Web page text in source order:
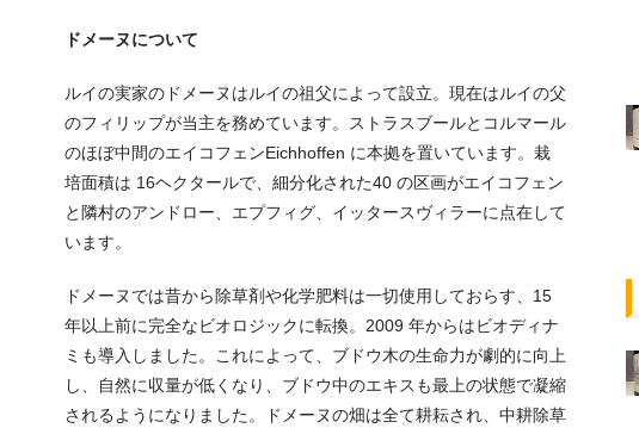
ドメーヌについて
ルイの実家のドメーヌはルイの祖父によって設立。現在はルイの父
のフィリップが当主を務めています。ストラスブールとコルマール
のほぼ中間のエイコフェンEichhoffen に本拠を置いています。栽
培面積は 16ヘクタールで、細分化された40 の区画がエイコフェン
と隣村のアンドロー、エプフィグ、イッタースヴィラーに点在して
います。
ドメーヌでは昔から除草剤や化学肥料は一切使用しておらす、15
年以上前に完全なビオロジックに転換。2009 年からはビオディナ
ミも導入しました。これによって、ブドウ木の生命力が劇的に向上
し、自然に収量が低くなり、ブドウ中のエキスも最上の状態で凝縮
されるようになりました。ドメーヌの畑は全て耕耘され、中耕除草